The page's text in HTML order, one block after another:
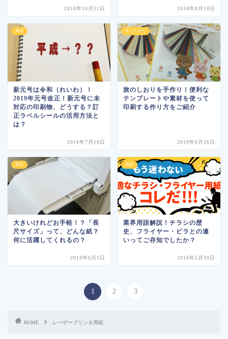
2018年10月11日 2018年8月10日
商品
新元号は令和（れいわ）！
2019年元号改正！新元号に未
対応の印刷物、どうする？訂
正ラベルシールの活用方法と
は？
2018年7月18日
作ってみた
旅のしおりを手作り！便利な
テンプレートや素材を使って
印刷する作り方をご紹介
2018年6月26日
商品
大きいけれどお手軽！？「長
尺サイズ」って、どんな紙？
何に活躍してくれるの？
2018年6月5日
商品
業界用語解説！チラシの歴
史、フライヤー・ビラとの違
いってご存知でしたか？
2018年5月30日
1 2 3
HOME レーザープリンタ用紙